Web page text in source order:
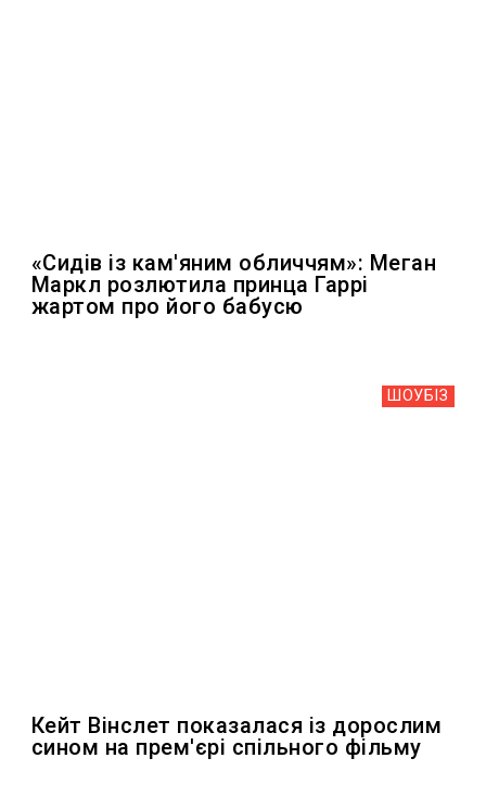
«Сидів із кам'яним обличчям»: Меган
Маркл розлютила принца Гаррі
жартом про його бабусю
ШОУБIЗ
Кейт Вінслет показалася із дорослим
сином на прем'єрі спільного фільму